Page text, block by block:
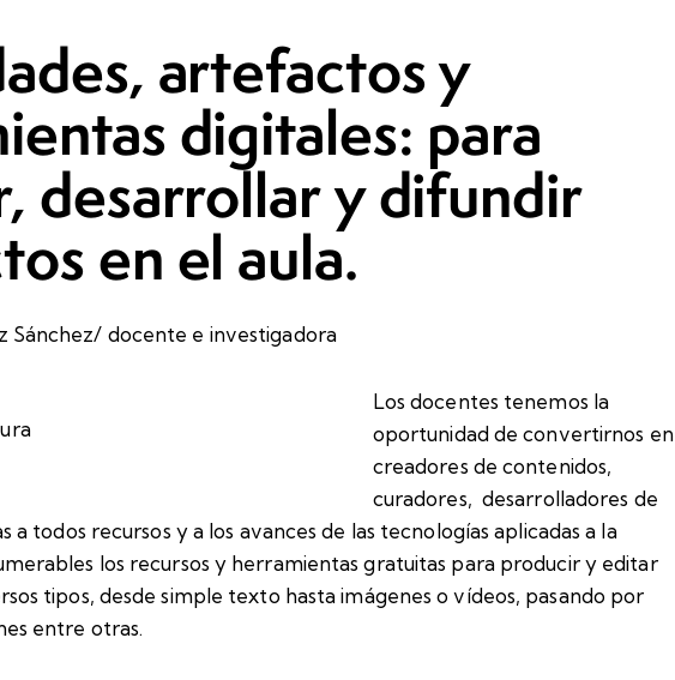
artefactos y
digitales: para
desarrollar y difundir
en el aula.
Sánchez/ docente e investigadora
Los docentes tenemos la
oportunidad de convertirnos en
creadores de contenidos,
curadores, desarrolladores de
a todos recursos y a los avances de las tecnologías aplicadas a la
los recursos y herramientas gratuitas para producir y editar
tipos, desde simple texto hasta imágenes o vídeos, pasando por
entre otras.